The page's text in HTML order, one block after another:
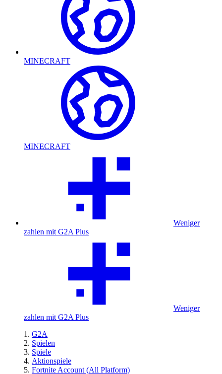
MINECRAFT
MINECRAFT
Weniger
zahlen mit G2A Plus
Weniger
zahlen mit G2A Plus
G2A
Spielen
Spiele
Aktionspiele
Fortnite Account (All Platform)